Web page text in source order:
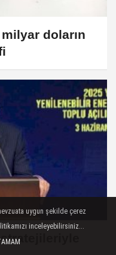
doların
uygun şekilde çerez
inceleyebilirsiniz...